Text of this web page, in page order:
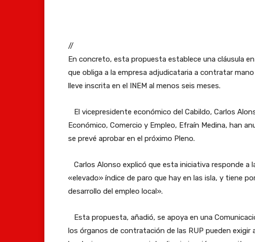
//
En concreto, esta propuesta establece una cláusula
que obliga a la empresa adjudicataria a contratar
lleve inscrita en el INEM al menos seis meses.
El vicepresidente económico del Cabildo, Carlos
Económico, Comercio y Empleo, Efraín Medina, han
se prevé aprobar en el próximo Pleno.
Carlos Alonso explicó que esta iniciativa responde a
«elevado» índice de paro que hay en las isla, y tiene
desarrollo del empleo local».
Esta propuesta, añadió, se apoya en una
los órganos de contratación de las RUP pueden